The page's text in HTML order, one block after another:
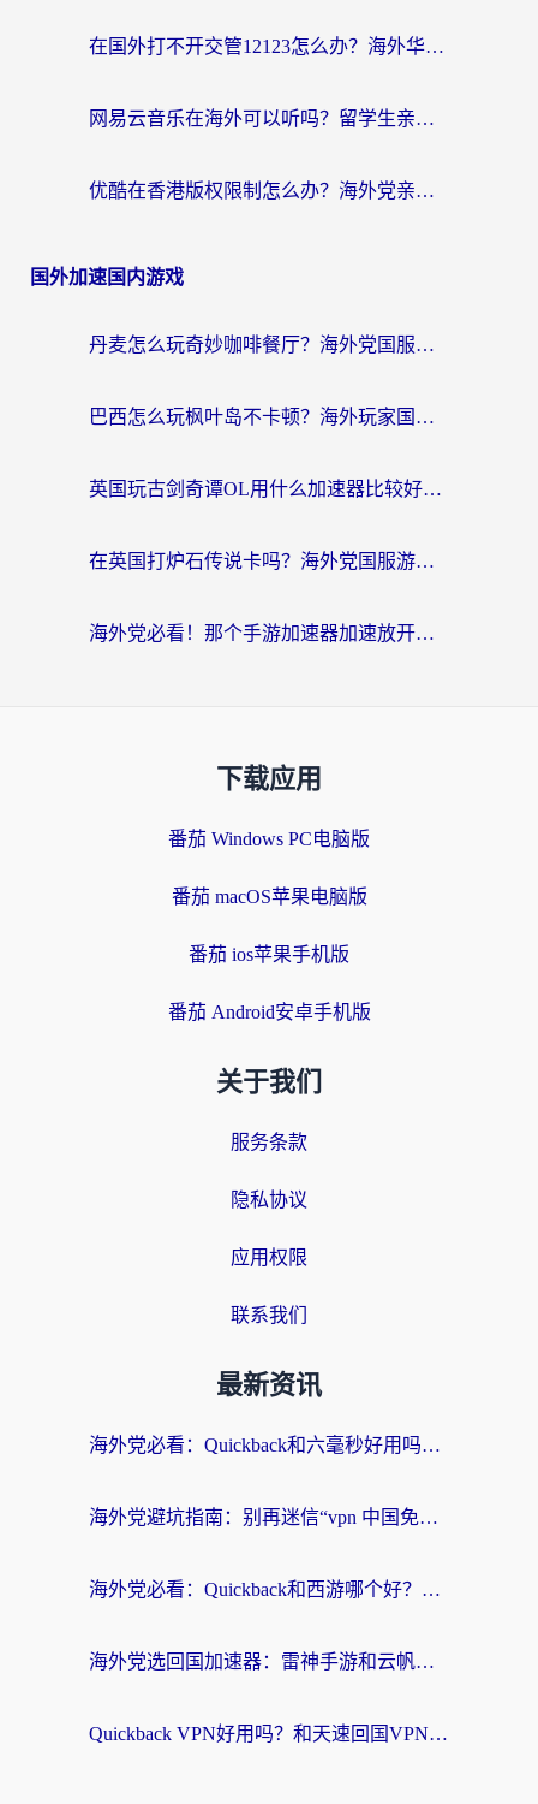
在国外打不开交管12123怎么办？海外华人必看的回国加速全攻略
网易云音乐在海外可以听吗？留学生亲测有效的回国加速方案
优酷在香港版权限制怎么办？海外党亲测有效的追剧加速方案
国外加速国内游戏
丹麦怎么玩奇妙咖啡餐厅？海外党国服游戏加速全攻略（附灌篮高手元气骑士实测）
巴西怎么玩枫叶岛不卡顿？海外玩家国服游戏加速器终极指南（含战双野兽领主提速秘籍）
英国玩古剑奇谭OL用什么加速器比较好？留学生亲测有效的国服游戏加速指南
在英国打炉石传说卡吗？海外党国服游戏不卡顿的终极指南
海外党必看！那个手游加速器加速放开那三国3最好？一篇解决国服游戏卡顿难题
下载应用
番茄 Windows PC电脑版
番茄 macOS苹果电脑版
番茄 ios苹果手机版
番茄 Android安卓手机版
关于我们
服务条款
隐私协议
应用权限
联系我们
最新资讯
海外党必看：Quickback和六毫秒好用吗？3步选对回国加速器，无缝刷国内剧玩游戏
海外党避坑指南：别再迷信“vpn 中国免费”，选对回国加速器才能无缝刷国内资源
海外党必看：Quickback和西游哪个好？3个维度教你选对回国加速器
海外党选回国加速器：雷神手游和云帆哪个好？附3组对比+避坑指南
Quickback VPN好用吗？和天速回国VPN对比哪个回国效果更好？海外党必看的真实体验指南